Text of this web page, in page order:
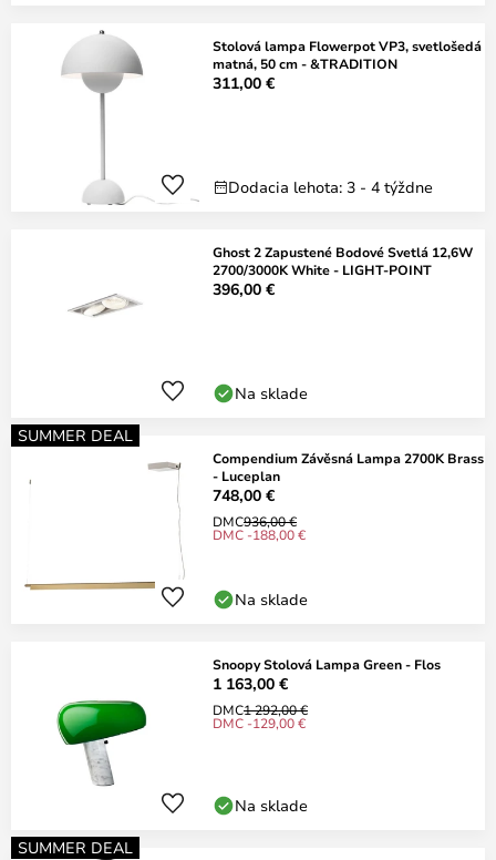
Stolová lampa Flowerpot VP3, svetlošedá
matná, 50 cm - &TRADITION
311,00 €
Dodacia lehota: 3 - 4 týždne
Ghost 2 Zapustené Bodové Svetlá 12,6W
2700/3000K White - LIGHT-POINT
396,00 €
Na sklade
SUMMER DEAL
Compendium Závěsná Lampa 2700K Brass
- Luceplan
748,00 €
DMC936,00 €
DMC -188,00 €
Na sklade
Snoopy Stolová Lampa Green - Flos
1 163,00 €
DMC1 292,00 €
DMC -129,00 €
Na sklade
SUMMER DEAL